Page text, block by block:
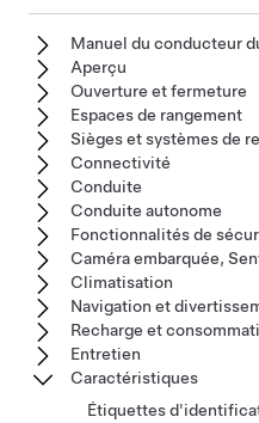
Manuel du conducteur
Aperçu
Ouverture et fermeture
Espaces de rangement
Sièges et systèmes de
Connectivité
Conduite
Conduite autonome
Fonctionnalités de
Caméra embarquée,
Climatisation
Navigation et
Recharge et
Entretien
Caractéristiques
Étiquettes